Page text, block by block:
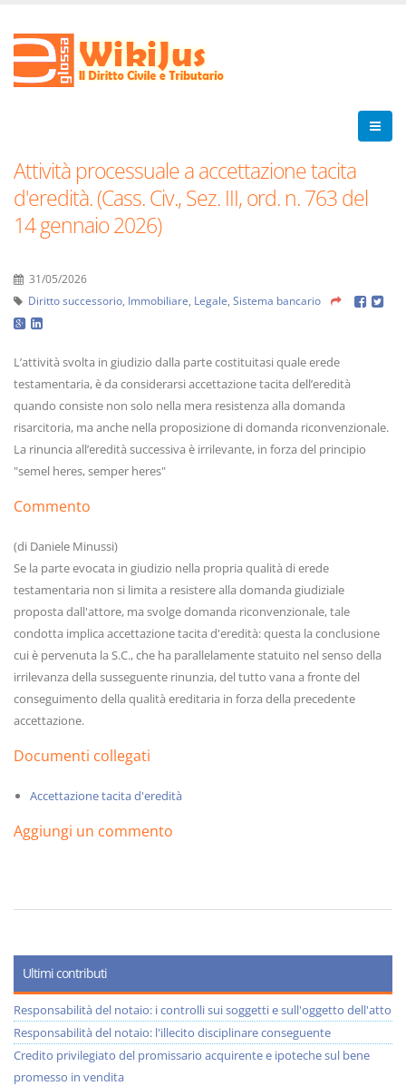
Attività processuale a accettazione tacita
d'eredità. (Cass. Civ., Sez. III, ord. n. 763 del
14 gennaio 2026)
31/05/2026
Diritto successorio Immobiliare Legale Sistema bancario
L’attività svolta in giudizio dalla parte costituitasi quale erede
testamentaria, è da considerarsi accettazione tacita dell’eredità
quando consiste non solo nella mera resistenza alla domanda
risarcitoria, ma anche nella proposizione di domanda riconvenzionale.
La rinuncia all’eredità successiva è irrilevante, in forza del principio
"semel heres, semper heres"
Commento
(di Daniele Minussi)
Se la parte evocata in giudizio nella propria qualità di erede
testamentaria non si limita a resistere alla domanda giudiziale
proposta dall'attore, ma svolge domanda riconvenzionale, tale
condotta implica accettazione tacita d'eredità: questa la conclusione
cui è pervenuta la S.C., che ha parallelamente statuito nel senso della
irrilevanza della susseguente rinunzia, del tutto vana a fronte del
conseguimento della qualità ereditaria in forza della precedente
accettazione.
Documenti collegati
Accettazione tacita d'eredità
Aggiungi un commento
Ultimi contributi
Responsabilità del notaio: i controlli sui soggetti e sull'oggetto dell'atto
Responsabilità del notaio: l'illecito disciplinare conseguente
Credito privilegiato del promissario acquirente e ipoteche sul bene
promesso in vendita